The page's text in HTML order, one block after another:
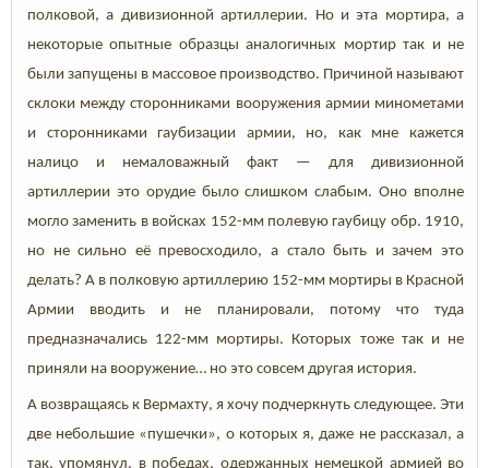
полковой, а дивизионной артиллерии. Но и эта мортира, а
некоторые опытные образцы аналогичных мортир так и не
были запущены в массовое производство. Причиной называют
склоки между сторонниками вооружения армии минометами
и сторонниками гаубизации армии, но, как мне кажется
налицо и немаловажный факт — для дивизионной
артиллерии это орудие было слишком слабым. Оно вполне
могло заменить в войсках 152-мм полевую гаубицу обр. 1910,
но не сильно её превосходило, а стало быть и зачем это
делать? А в полковую артиллерию 152-мм мортиры в Красной
Армии вводить и не планировали, потому что туда
предназначались 122-мм мортиры. Которых тоже так и не
приняли на вооружение… но это совсем другая история.
А возвращаясь к Вермахту, я хочу подчеркнуть следующее. Эти
две небольшие «пушечки», о которых я, даже не рассказал, а
так, упомянул, в победах, одержанных немецкой армией во